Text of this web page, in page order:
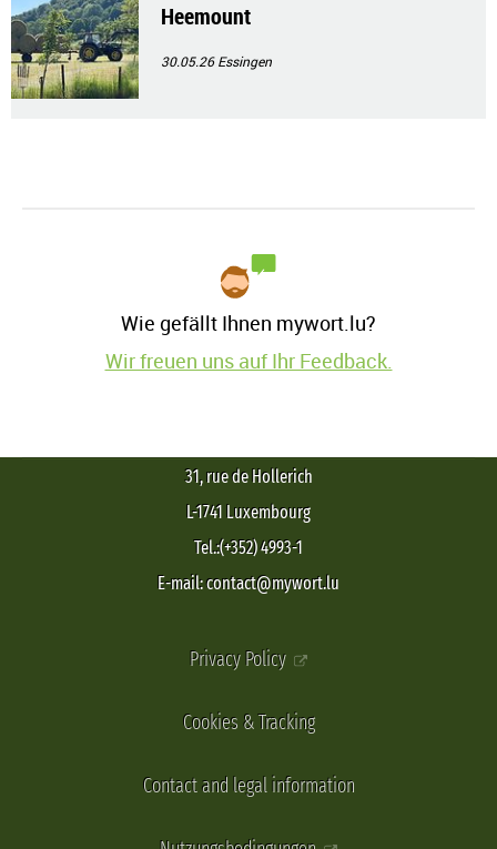
Heemount
30.05.26Essingen
Wie gefällt Ihnen mywort.lu?
Wir freuen uns auf Ihr Feedback.
31, rue de Hollerich
L-1741 Luxembourg
Tel.:(+352) 4993-1
E-mail: contact@mywort.lu
Privacy Policy
Cookies & Tracking
Contact and legal information